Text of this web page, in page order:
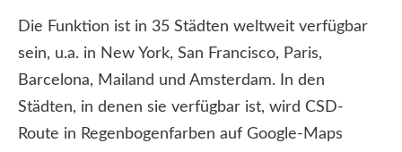
Die Funktion ist in 35 Städten weltweit verfügbar
sein, u.a. in New York, San Francisco, Paris,
Barcelona, Mailand und Amsterdam. In den
Städten, in denen sie verfügbar ist, wird CSD-
Route in Regenbogenfarben auf Google-Maps